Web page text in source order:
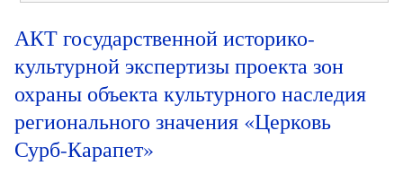
АКТ государственной историко-
культурной экспертизы проекта зон
охраны объекта культурного наследия
регионального значения «Церковь
Сурб-Карапет»